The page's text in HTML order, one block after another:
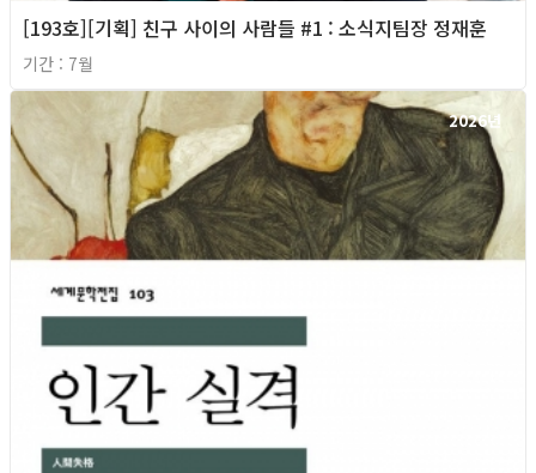
[193호][기획] 친구 사이의 사람들 #1 : 소식지팀장 정재훈
기간 : 7월
2026년